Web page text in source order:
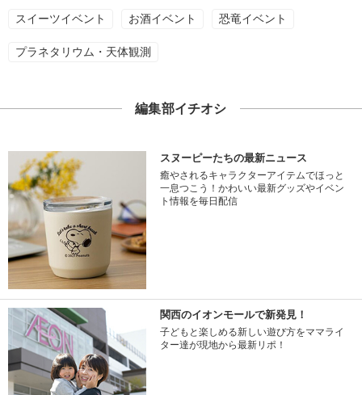
スイーツイベント お酒イベント 恐竜イベント
プラネタリウム・天体観測
編集部イチオシ
スヌーピーたちの最新ニュース
癒やされるキャラクターアイテムでほっと
一息つこう！かわいい最新グッズやイベン
ト情報を毎日配信
関西のイオンモールで新発見！
子どもと楽しめる新しい遊び方をママライ
ター達が現地から最新リポ！